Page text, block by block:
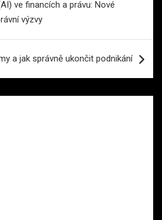
ve financích a právu: Nové
výzvy
a jak správně ukončit podnikání